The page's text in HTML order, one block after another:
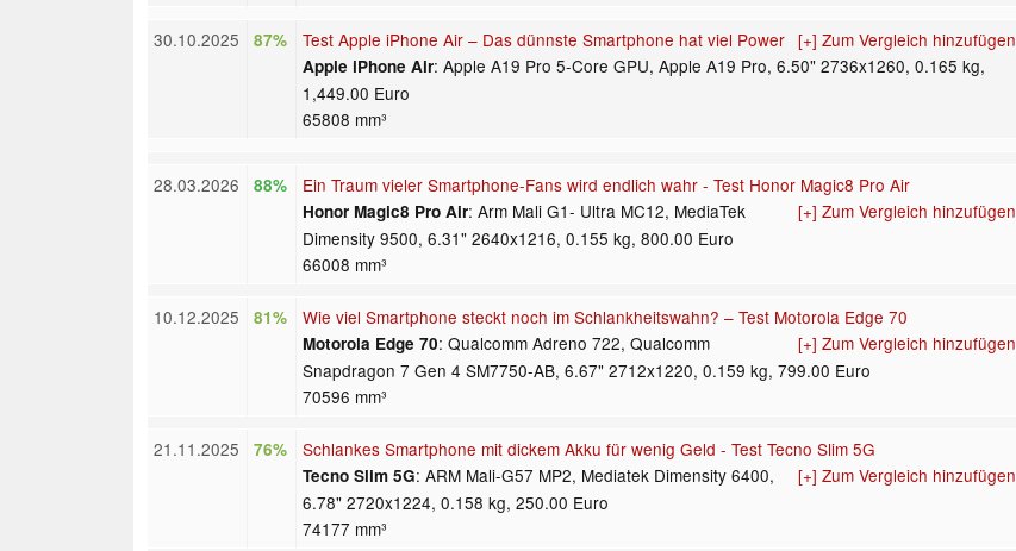
30.10.2025 87% Test Apple iPhone Air – Das dünnste Smartphone hat viel Power [+] Zum Vergleich hinzufügen
Apple iPhone Air: Apple A19 Pro 5-Core GPU, Apple A19 Pro, 6.50" 2736x1260, 0.165 kg,
1,449.00 Euro
65808 mm³
28.03.2026 88%
Ein Traum vieler Smartphone-Fans wird endlich wahr - Test Honor Magic8 Pro Air
[+] Zum Vergleich hinzufügen
Honor Magic8 Pro Air: Arm Mali G1- Ultra MC12, MediaTek
Dimensity 9500, 6.31" 2640x1216, 0.155 kg, 800.00 Euro
66008 mm³
10.12.2025 81%
Wie viel Smartphone steckt noch im Schlankheitswahn? – Test Motorola Edge 70
[+] Zum Vergleich hinzufügen
Motorola Edge 70: Qualcomm Adreno 722, Qualcomm
Snapdragon 7 Gen 4 SM7750-AB, 6.67" 2712x1220, 0.159 kg, 799.00 Euro
70596 mm³
21.11.2025 76%
Schlankes Smartphone mit dickem Akku für wenig Geld - Test Tecno Slim 5G
[+] Zum Vergleich hinzufügen
Tecno Slim 5G: ARM Mali-G57 MP2, Mediatek Dimensity 6400,
6.78" 2720x1224, 0.158 kg, 250.00 Euro
74177 mm³